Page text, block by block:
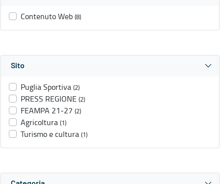
Contenuto Web (8)
Sito
Puglia Sportiva (2)
PRESS REGIONE (2)
FEAMPA 21-27 (2)
Agricoltura (1)
Turismo e cultura (1)